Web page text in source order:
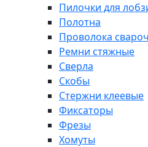
Пилочки для
Полотна
Проволока
Ремни стяжные
Сверла
Скобы
Стержни клеевые
Фиксаторы
Фрезы
Хомуты